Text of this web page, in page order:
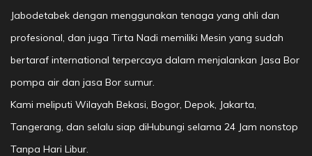
Jabodetabek dengan menggunakan tenaga yang ahli dan
profesional, dan juga Tirta Nadi memiliki Mesin yang sudah
bertaraf international terpercaya dalam menjalankan Jasa Bor
pompa air dan jasa Bor sumur.
Kami meliputi Wilayah Bekasi, Bogor, Depok, Jakarta,
Tangerang, dan selalu siap diHubungi selama 24 Jam nonstop
Tanpa Hari Libur.